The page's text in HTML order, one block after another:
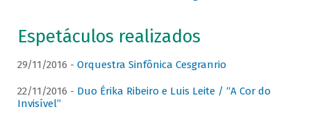
Espetáculos realizados
29/11/2016 - Orquestra Sinfônica Cesgranrio
22/11/2016 - Duo Érika Ribeiro e Luis Leite / “A Cor do
Invisível”